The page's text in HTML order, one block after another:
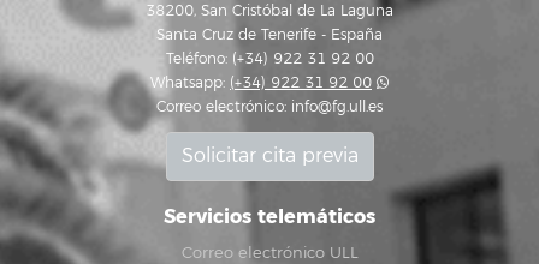
38200, San Cristóbal de La Laguna
Santa Cruz de Tenerife - España
Teléfono: (+34) 922 31 92 00
Whatsapp: (+34) 922 31 92 00
Correo electrónico: info@fg.ull.es
Solicitar cita previa
Servicios telemáticos
Correo electrónico ULL